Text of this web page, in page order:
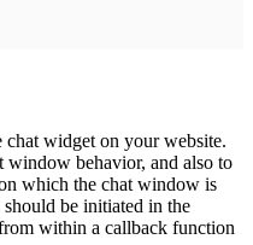
widget on your website.
window behavior, and also to
which the chat window is
be initiated in the
within a callback function